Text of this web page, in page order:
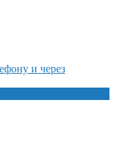
и через